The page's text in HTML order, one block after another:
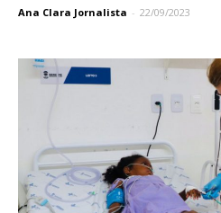
Ana Clara Jornalista - 22/09/2023